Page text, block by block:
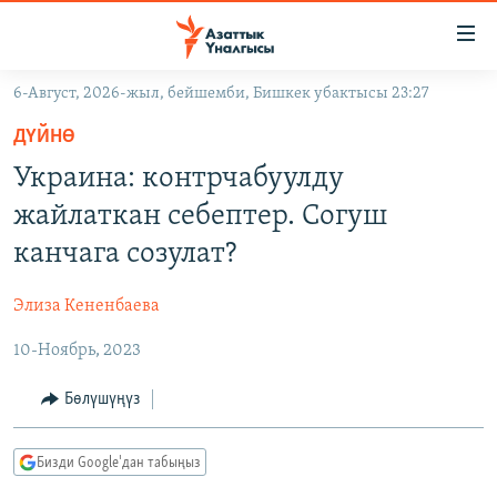
Навигацияга
өтүңүз
Издөөгө
салыңыз
ЖАҢЫЛЫКТАР
КЫРГЫЗСТАН
ДҮЙНӨ
ТВ ПРОГРАММАЛАР
БҮГҮН АЗАТТЫКТА
ЭКСПЕРТТЕР ТАЛДАЙТ
ДАНИСТЕ
ПОДКАСТ
ӨЗГӨЧӨ ПИКИР
Русский
6-Август, 2026-жыл, бейшемби, Бишкек убактысы 23:27
ДҮЙНӨ
Украина: контрчабуулду
жайлаткан себептер. Согуш
канчага созулат?
Элиза Кененбаева
10-Ноябрь, 2023
Бөлүшүңүз
Бизди Google'дан табыңыз